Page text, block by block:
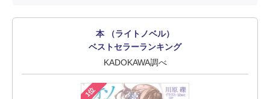
本 （ライトノベル）
ベストセラーランキング
KADOKAWA調べ
1位